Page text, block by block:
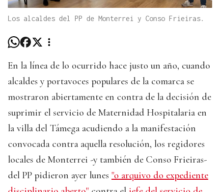
Los alcaldes del PP de Monterrei y Conso Frieiras.
En la línea de lo ocurrido hace justo un año, cuando
alcaldes y portavoces populares de la comarca se
mostraron abiertamente en contra de la decisión de
suprimir el servicio de Maternidad Hospitalaria en
la villa del Támega acudiendo a la manifestación
convocada contra aquella resolución, los regidores
locales de Monterrei -y también de Conso Frieiras-
del PP pidieron ayer lunes "o arquivo do expediente